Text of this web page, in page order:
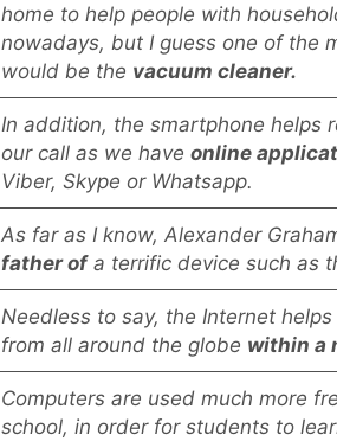
home to help people with
nowadays, but I guess one of the
would be the vacuum cleaner.
In addition, the smartphone helps
our call as we have online
Viber, Skype or Whatsapp.
As far as I know, Alexander
father ofa terrific device such as
Needless to say, the Internet
from all around the globe within a
Computers are used much more
school, in order for students to